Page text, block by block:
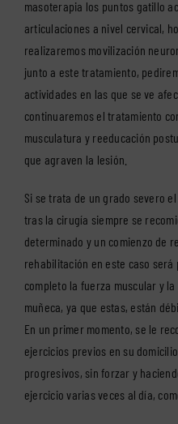
masoterapia los puntos gatillo
articulaciones a nivel cervical,
realizaremos movilización
junto a este tratamiento,
actividades en las que se ve
continuaremos el tratamiento
musculatura y reeducación
que agraven la lesión.
Si se trata de un grado severo
tras la cirugía siempre se
determinado y un comienzo de
rehabilitación en este caso
completo la fuerza muscular y
muñeca, ya que estas, están
En un primer momento, se le
ejercicios previos en su
progresivos, sin forzar y
ejercicio varias veces al día,